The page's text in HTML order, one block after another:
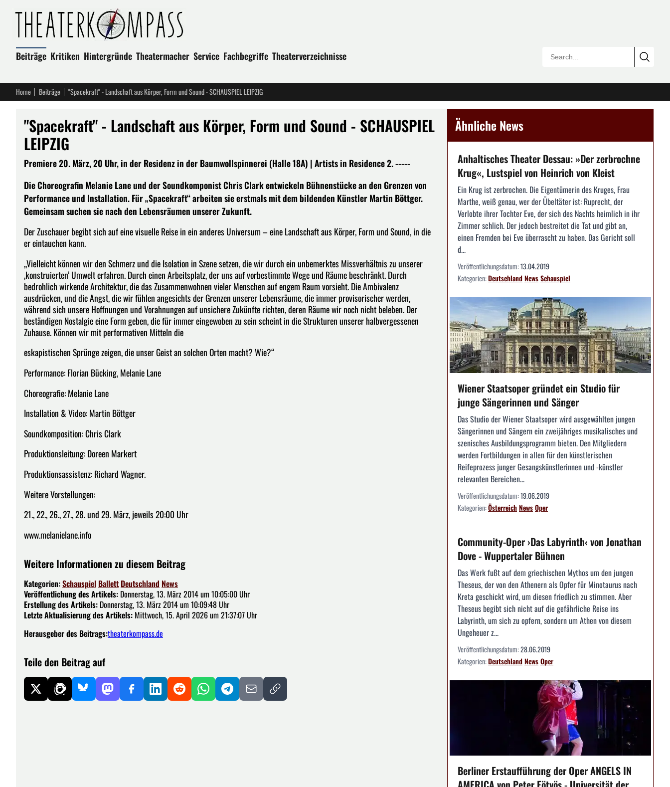
Beiträge Kritiken Hintergründe Theatermacher Service Fachbegriffe Theaterverzeichnisse
Home Beiträge "Spacekraft" - Landschaft aus Körper, Form und Sound - SCHAUSPIEL LEIPZIG
"Spacekraft" - Landschaft aus Körper, Form und Sound - SCHAUSPIEL
LEIPZIG
Premiere 20. März, 20 Uhr, in der Residenz in der Baumwollspinnerei (Halle 18A) | Artists in Residence 2. -----
Die Choreografin Melanie Lane und der Soundkomponist Chris Clark entwickeln Bühnenstücke an den Grenzen von
Performance und Installation. Für „Spacekraft“ arbeiten sie erstmals mit dem bildenden Künstler Martin Böttger.
Gemeinsam suchen sie nach den Lebensräumen unserer Zukunft.
Der Zuschauer begibt sich auf eine visuelle Reise in ein anderes Universum – eine Landschaft aus Körper, Form und Sound, in die
er eintauchen kann.
„Vielleicht können wir den Schmerz und die Isolation in Szene setzen, die wir durch ein unbemerktes Missverhältnis zu unserer
‚konstruierten‘ Umwelt erfahren. Durch einen Arbeitsplatz, der uns auf vorbestimmte Wege und Räume beschränkt. Durch
bedrohlich wirkende Architektur, die das Zusammenwohnen vieler Menschen auf engem Raum vorsieht. Die Ambivalenz
ausdrücken, und die Angst, die wir fühlen angesichts der Grenzen unserer Lebensräume, die immer provisorischer werden,
während sich unsere Hoffnungen und Vorahnungen auf unsichere Zukünfte richten, deren Räume wir noch nicht beleben. Der
beständigen Nostalgie eine Form geben, die für immer eingewoben zu sein scheint in die Strukturen unserer halbvergessenen
Zuhause. Können wir mit performativen Mitteln die
eskapistischen Sprünge zeigen, die unser Geist an solchen Orten macht? Wie?“
Performance: Florian Bücking, Melanie Lane
Choreografie: Melanie Lane
Installation & Video: Martin Böttger
Soundkomposition: Chris Clark
Produktionsleitung: Doreen Markert
Produktionsassistenz: Richard Wagner.
Weitere Vorstellungen:
21., 22., 26., 27., 28. und 29. März, jeweils 20:00 Uhr
www.melanielane.info
Weitere Informationen zu diesem Beitrag
Kategorien:Schauspiel Ballett Deutschland News
Veröffentlichung des Artikels: Donnerstag, 13. März 2014 um 10:05:00 Uhr
Erstellung des Artikels: Donnerstag, 13. März 2014 um 10:09:48 Uhr
Letzte Aktualisierung des Artikels: Mittwoch, 15. April 2026 um 21:37:07 Uhr
Herausgeber des Beitrags:theaterkompass.de
Teile den Beitrag auf
Ähnliche News
Anhaltisches Theater Dessau: »Der zerbrochne
Krug«, Lustspiel von Heinrich von Kleist
Ein Krug ist zerbrochen. Die Eigentümerin des Kruges, Frau
Marthe, weiß genau, wer der Übeltäter ist: Ruprecht, der
Verlobte ihrer Tochter Eve, der sich des Nachts heimlich in ihr
Zimmer schlich. Der jedoch bestreitet die Tat und gibt an,
einen Fremden bei Eve überrascht zu haben. Das Gericht soll
d...
Veröffentlichungsdatum:13.04.2019
Kategorien:DeutschlandNewsSchauspiel
Wiener Staatsoper gründet ein Studio für
junge Sängerinnen und Sänger
Das Studio der Wiener Staatsoper wird ausgewählten jungen
Sängerinnen und Sängern ein zweijähriges musikalisches und
szenisches Ausbildungsprogramm bieten. Den Mitgliedern
werden Fortbildungen in allen für den künstlerischen
Reifeprozess junger Gesangskünstlerinnen und -künstler
relevanten Bereichen...
Veröffentlichungsdatum:19.06.2019
Kategorien:ÖsterreichNewsOper
Community-Oper ›Das Labyrinth‹ von Jonathan
Dove - Wuppertaler Bühnen
Das Werk fußt auf dem griechischen Mythos um den jungen
Theseus, der von den Athenern als Opfer für Minotaurus nach
Kreta geschickt wird, um diesen friedlich zu stimmen. Aber
Theseus begibt sich nicht auf die gefährliche Reise ins
Labyrinth, um sich zu opfern, sondern um Athen von diesem
Ungeheuer z...
Veröffentlichungsdatum:28.06.2019
Kategorien:DeutschlandNewsOper
Berliner Erstaufführung der Oper ANGELS IN